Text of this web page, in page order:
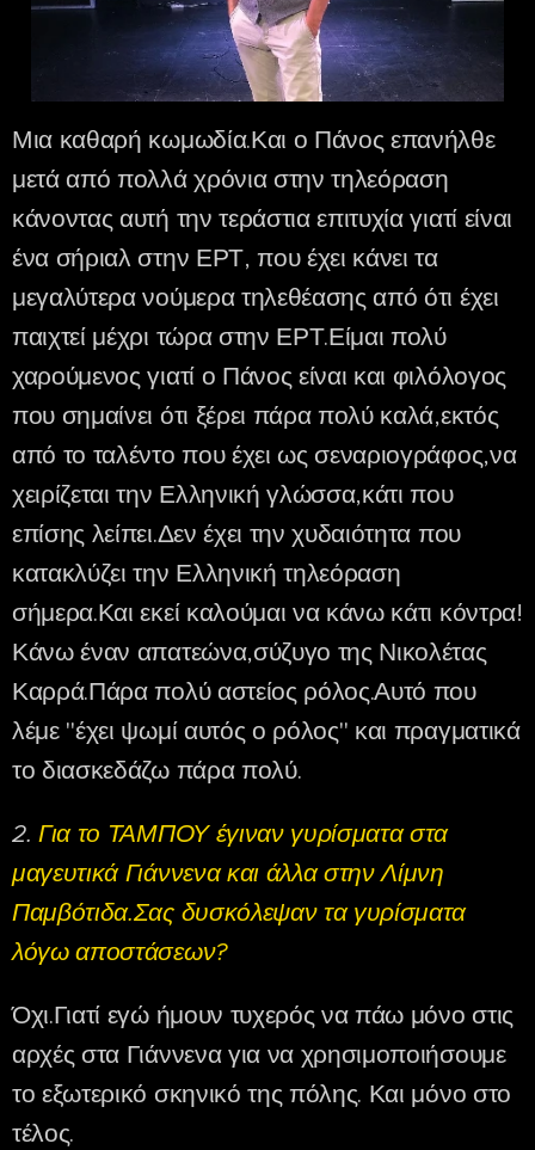
Μια καθαρή κωμωδία.Και ο Πάνος επανήλθε
μετά από πολλά χρόνια στην τηλεόραση
κάνοντας αυτή την τεράστια επιτυχία γιατί είναι
ένα σήριαλ στην ΕΡΤ, που έχει κάνει τα
μεγαλύτερα νούμερα τηλεθέασης από ότι έχει
παιχτεί μέχρι τώρα στην ΕΡΤ.Είμαι πολύ
χαρούμενος γιατί ο Πάνος είναι και φιλόλογος
που σημαίνει ότι ξέρει πάρα πολύ καλά,εκτός
από το ταλέντο που έχει ως σεναριογράφος,να
χειρίζεται την Ελληνική γλώσσα,κάτι που
επίσης λείπει.Δεν έχει την χυδαιότητα που
κατακλύζει την Ελληνική τηλεόραση
σήμερα.Και εκεί καλούμαι να κάνω κάτι κόντρα!
Κάνω έναν απατεώνα,σύζυγο της Νικολέτας
Καρρά.Πάρα πολύ αστείος ρόλος.Αυτό που
λέμε "έχει ψωμί αυτός ο ρόλος" και πραγματικά
το διασκεδάζω πάρα πολύ.
2. Για το ΤΑΜΠΟΥ έγιναν γυρίσματα στα
μαγευτικά Γιάννενα και άλλα στην Λίμνη
Παμβότιδα.Σας δυσκόλεψαν τα γυρίσματα
λόγω αποστάσεων?
Όχι.Γιατί εγώ ήμουν τυχερός να πάω μόνο στις
αρχές στα Γιάννενα για να χρησιμοποιήσουμε
το εξωτερικό σκηνικό της πόλης. Και μόνο στο
τέλος.